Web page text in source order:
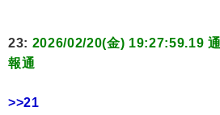
23: 2026/02/20(金) 19:27:59.19
報通
>>21